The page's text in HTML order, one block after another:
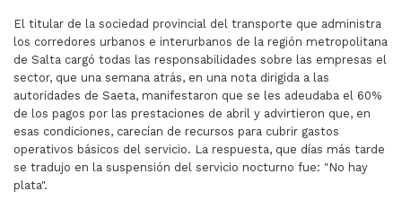
El titular de la sociedad provincial del transporte que administra
los corredores urbanos e interurbanos de la región metropolitana
de Salta cargó todas las responsabilidades sobre las empresas el
sector, que una semana atrás, en una nota dirigida a las
autoridades de Saeta, manifestaron que se les adeudaba el 60%
de los pagos por las prestaciones de abril y advirtieron que, en
esas condiciones, carecían de recursos para cubrir gastos
operativos básicos del servicio. La respuesta, que días más tarde
se tradujo en la suspensión del servicio nocturno fue: "No hay
plata".